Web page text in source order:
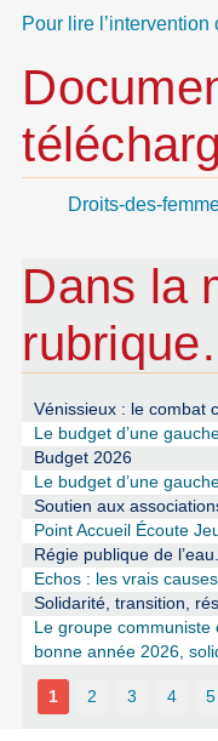
Pour lire
Droits-des-
Dans la
Vénissieux : le combat
Le budget d’une
Budget 2026
Le budget d’une
Soutien aux
Point Accueil Écoute
Régie publique de l’eau.
Echos : les vrais
Solidarité, transition,
Le groupe
bonne année 2026,
1 2 3 4 5